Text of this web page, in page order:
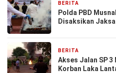
BERITA
Polda PBD
Disaksikan
BERITA
Akses Jalan SP 3
Korban Laka